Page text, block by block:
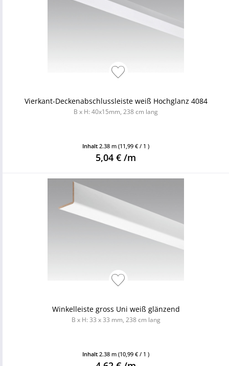
Vierkant-Deckenabschlussleiste weiß Hochglanz 4084
B x H: 40x15mm, 238 cm lang
Inhalt 2.38 m (11,99 € / 1 )
5,04 € /m
Winkelleiste gross Uni weiß glänzend
B x H: 33 x 33 mm, 238 cm lang
Inhalt 2.38 m (10,99 € / 1 )